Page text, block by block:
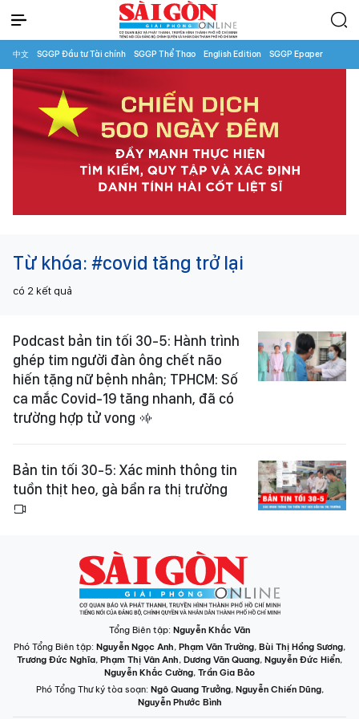
中文 SGGP Đầu tư Tài chính SGGP Thể Thao English Edition SGGP Epaper
Từ khóa: #covid tăng trở lại
có 2 kết quả
Podcast bản tin tối 30-5: Hành trình
ghép tim người đàn ông chết não
hiến tặng nữ bệnh nhân; TPHCM: Số
ca mắc Covid-19 tăng nhanh, đã có
trường hợp tử vong
Bản tin tối 30-5: Xác minh thông tin
tuồn thịt heo, gà bẩn ra thị trường
Tổng Biên tập: Nguyễn Khắc Văn
Phó Tổng Biên tập: Nguyễn Ngọc Anh, Phạm Văn Trường, Bùi Thị Hồng Sương,
Trương Đức Nghĩa, Phạm Thị Vân Anh, Dương Văn Quang, Nguyễn Đức Hiển,
Nguyễn Khắc Cường, Trần Gia Bảo
Phó Tổng Thư ký tòa soạn: Ngô Quang Trưởng, Nguyễn Chiến Dũng,
Nguyễn Phước Bình